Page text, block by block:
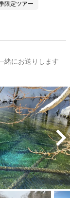
限定ツアー
緒にお送りします